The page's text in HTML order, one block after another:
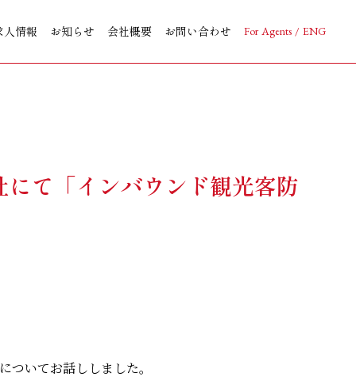
人情報 お知らせ 会社概要 お問い合わせ For Agents / ENG
て「インバウンド観光客防
いてお話ししました。